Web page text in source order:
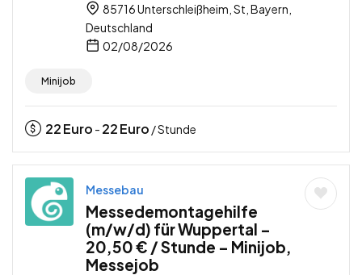
85716 Unterschleißheim, St, Bayern,
Deutschland
02/08/2026
Minijob
22Euro - 22Euro / Stunde
Messebau
Messedemontagehilfe
(m/w/d) für Wuppertal –
20,50 € / Stunde – Minijob,
Messejob